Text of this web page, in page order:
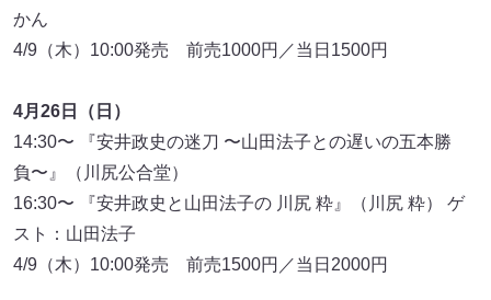
かん
4/9（木）10:00発売 前売1000円／当日1500円
4月26日（日）
14:30〜 『安井政史の迷刀 〜山田法子との遅いの五本勝
負〜』（川尻公合堂）
16:30〜 『安井政史と山田法子の 川尻 粋』（川尻 粋） ゲ
スト：山田法子
4/9（木）10:00発売 前売1500円／当日2000円